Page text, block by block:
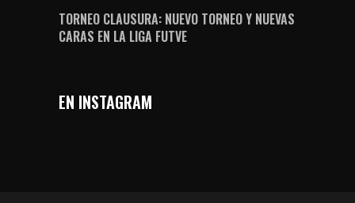
TORNEO CLAUSURA: NUEVO TORNEO Y NUEVAS
CARAS EN LA LIGA FUTVE
EN INSTAGRAM